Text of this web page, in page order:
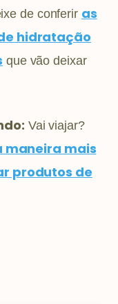
de conferir as
hidratação
que vão deixar
Vai viajar?
maneira mais
produtos de